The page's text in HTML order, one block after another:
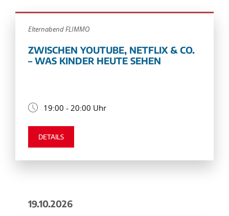
Elternabend FLIMMO
ZWISCHEN YOUTUBE, NETFLIX & CO.
– WAS KINDER HEUTE SEHEN
19:00 - 20:00 Uhr
DETAILS
19.10.2026